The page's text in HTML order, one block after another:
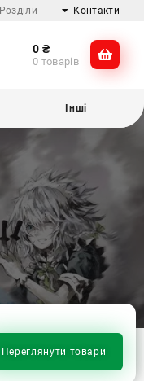
Розділи Контакти
@dikocase
0 ₴
0 товарів
Інші
Переглянути товари